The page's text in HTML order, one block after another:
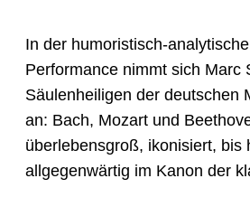
In der humoristisch-
Performance nimmt sich Marc
Säulenheiligen der deutschen
an: Bach, Mozart und
überlebensgroß, ikonisiert, bis
allgegenwärtig im Kanon der